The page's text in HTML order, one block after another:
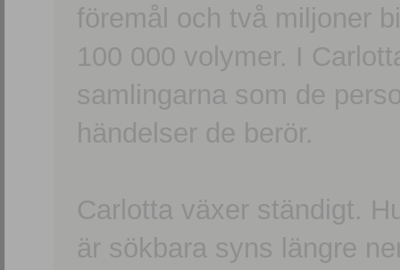
föremål och två miljoner
100 000 volymer. I
samlingarna som de
händelser de berör.
Carlotta växer ständigt.
är sökbara syns längre